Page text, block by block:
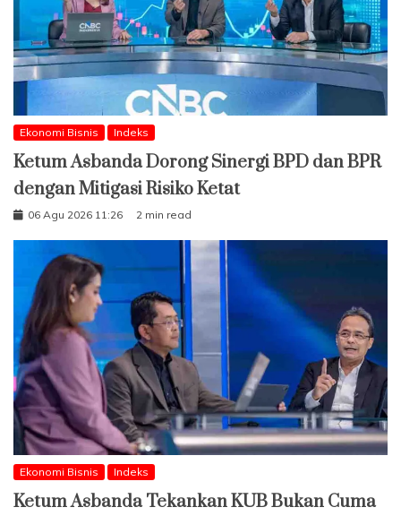
Ekonomi Bisnis Indeks
Ketum Asbanda Dorong Sinergi BPD dan BPR
dengan Mitigasi Risiko Ketat
06 Agu 2026 11:26 2 min read
Ekonomi Bisnis Indeks
Ketum Asbanda Tekankan KUB Bukan Cuma